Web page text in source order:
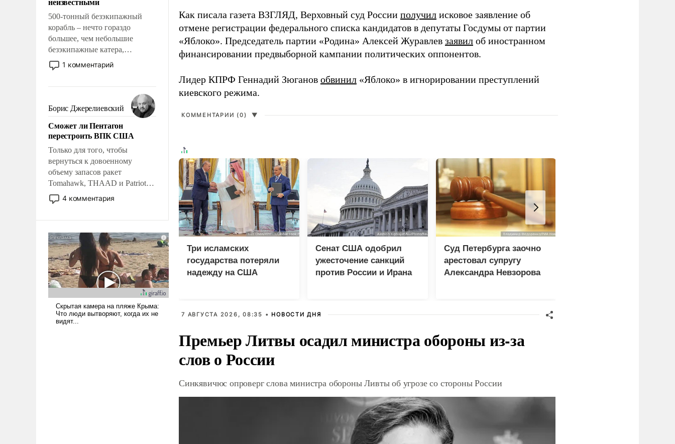
500-тонный безэкипажный
корабль – нечто гораздо
большее, чем небольшие
безэкипажные катера,
применение которых уже
стало обыденностью. Задача по
сложна и амбициозна. Однако
и ее реализация радикально
поднимет наши боевые
возможности.
1 комментарий
Борис Джерелиевский
Сможет ли Пентагон
перестроить ВПК США
Только для того, чтобы
вернуться к довоенному
объему запасов ракет
Tomahawk, THAAD и Patriot
США потребуется более трех
лет. Даже небольшая война с
Сложившаяся ситуация
означает многолетний период
уязвимости США, например,
перед Китаем.
4 комментария
Как писала газета ВЗГЛЯД, Верховный суд России получил исковое заявление об
отмене регистрации федерального списка кандидатов в депутаты Госдумы от партии
«Яблоко». Председатель партии «Родина» Алексей Журавлев заявил об иностранном
финансировании предвыборной кампании политических оппонентов.
Лидер КПРФ Геннадий Зюганов обвинил «Яблоко» в игнорировании преступлений
киевского режима.
КОММЕНТАРИИ (0) ▼
Три исламских
государства потеряли
надежду на США
Сенат США одобрил
ужесточение санкций
против России и Ирана
Суд Петербурга заочно
арестовал супругу
Александра Невзорова
7 АВГУСТА 2026, 08:35 • НОВОСТИ ДНЯ
Премьер Литвы осадил министра обороны из-за
слов о России
Синкявичюс опроверг слова министра обороны Ливты об угрозе со стороны России